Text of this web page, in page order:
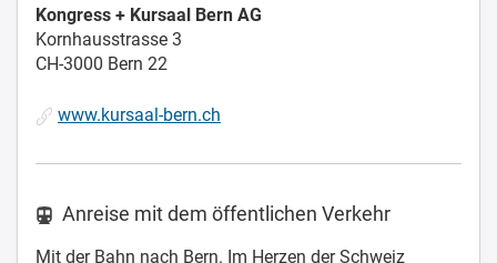
Kongress + Kursaal Bern AG
Kornhausstrasse 3
CH-3000 Bern 22
www.kursaal-bern.ch
Anreise mit dem öffentlichen Verkehr
Mit der Bahn nach Bern. Im Herzen der Schweiz